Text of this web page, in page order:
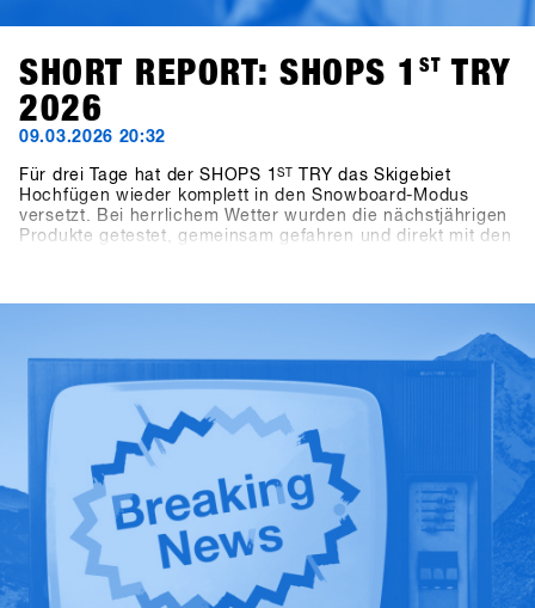
SHORT REPORT: SHOPS 1 ST TRY
2026
09.03.2026 20:32
Für drei Tage hat der SHOPS 1ST
TRY das Skigebiet
Hochfügen wieder komplett in den Snowboard-Modus
versetzt. Bei herrlichem Wetter wurden die nächstjährigen
Produkte getestet, gemeinsam gefahren und direkt mit den
ging es weiter: Bei Pub Games im BAWA, DJ-Sets im Kosis
und entspannten After Shred Gatherings fanden die Tage
gemeinsam ihren Abschluss.Insgesamt kamen 1.461
Teilnehmende aus über 30 Ländern zusammen, darunter
265 Shops.Die SHOPS 1st TRY History Gallery zeigt die
Highlights.Vom 17. bis 19. Januar 2027 kehrt SHOPS 1
TRY nach Hochfügen zurück.